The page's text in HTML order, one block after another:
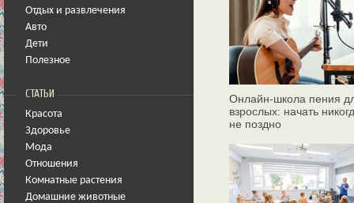
Отдых и развлечения
Авто
Дети
Полезное
СТАТЬИ
Красота
Здоровье
Мода
Отношения
Комнатные растения
Домашние животные
Онлайн‑школа пения
взрослых: начать
не поздно